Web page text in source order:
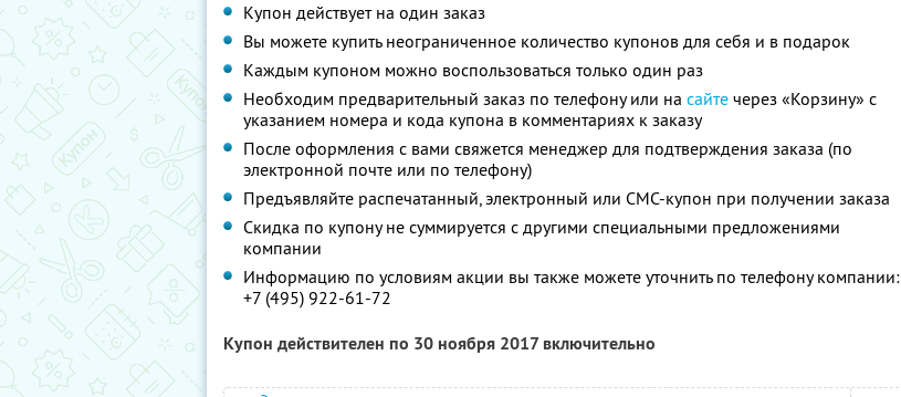
Купон действует на один заказ
Вы можете купить неограниченное количество купонов для себя и в подарок
Каждым купоном можно воспользоваться только один раз
Необходим предварительный заказ по телефону или на сайте через «Корзину» с
указанием номера и кода купона в комментариях к заказу
После оформления с вами свяжется менеджер для подтверждения заказа (по
электронной почте или по телефону)
Предъявляйте распечатанный, электронный или СМС-купон при получении заказа
Скидка по купону не суммируется с другими специальными предложениями
компании
Информацию по условиям акции вы также можете уточнить по телефону компании:
+7 (495) 922-61-72
Купон действителен по 30 ноября 2017 включительно